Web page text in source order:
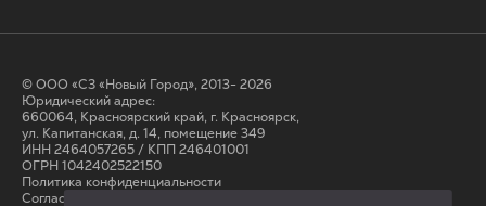
© ООО «СЗ «Новый Город», 2013- 2026
Юридический адрес:
660064, Красноярский край, г. Красноярск,
ул. Капитанская, д. 14, помещение 349
ИНН 2464057265 / КПП 246401001
ОГРН 1042402522150
Политика конфиденциальности
Согласие на обработку персональных данных